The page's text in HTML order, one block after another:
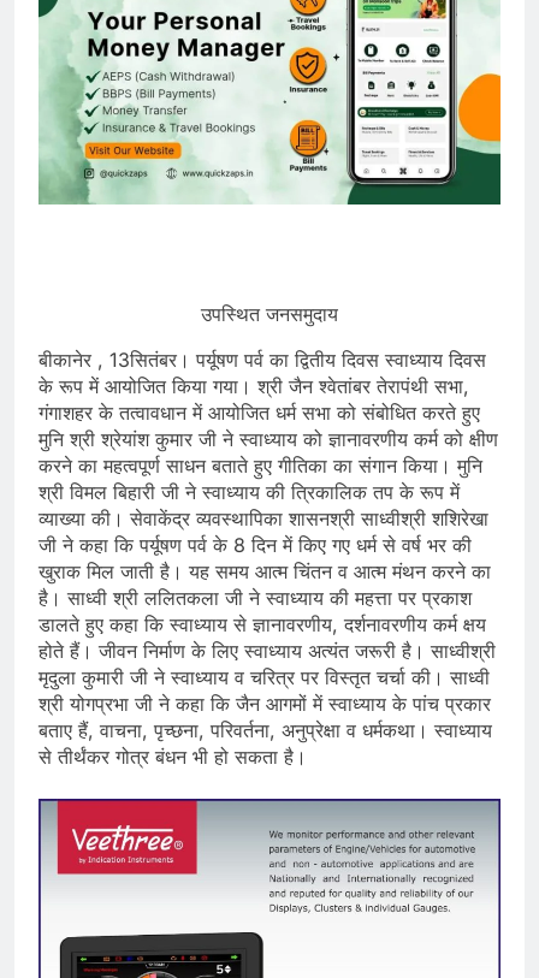
उपस्थित जनसमुदाय
बीकानेर , 13सितंबर। पर्यूषण पर्व का द्वितीय दिवस स्वाध्याय दिवस
के रूप में आयोजित किया गया। श्री जैन श्वेतांबर तेरापंथी सभा,
गंगाशहर के तत्वावधान में आयोजित धर्म सभा को संबोधित करते हुए
मुनि श्री श्रेयांश कुमार जी ने स्वाध्याय को ज्ञानावरणीय कर्म को क्षीण
करने का महत्वपूर्ण साधन बताते हुए गीतिका का संगान किया। मुनि
श्री विमल बिहारी जी ने स्वाध्याय की त्रिकालिक तप के रूप में
व्याख्या की। सेवाकेंद्र व्यवस्थापिका शासनश्री साध्वीश्री शशिरेखा
जी ने कहा कि पर्यूषण पर्व के 8 दिन में किए गए धर्म से वर्ष भर की
खुराक मिल जाती है। यह समय आत्म चिंतन व आत्म मंथन करने का
है। साध्वी श्री ललितकला जी ने स्वाध्याय की महत्ता पर प्रकाश
डालते हुए कहा कि स्वाध्याय से ज्ञानावरणीय, दर्शनावरणीय कर्म क्षय
होते हैं। जीवन निर्माण के लिए स्वाध्याय अत्यंत जरूरी है। साध्वीश्री
मृदुला कुमारी जी ने स्वाध्याय व चरित्र पर विस्तृत चर्चा की। साध्वी
श्री योगप्रभा जी ने कहा कि जैन आगमों में स्वाध्याय के पांच प्रकार
बताए हैं, वाचना, पृच्छना, परिवर्तना, अनुप्रेक्षा व धर्मकथा। स्वाध्याय
से तीर्थंकर गोत्र बंधन भी हो सकता है।